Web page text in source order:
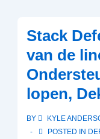
in
6-
tegen-
voetbal
Stack
van de
lopen,
BY KYLE
POSTED IN